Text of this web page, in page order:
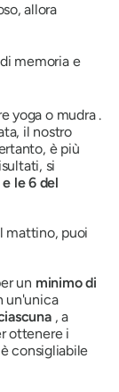
allora
memoria e
yoga o mudra.
il nostro
è più
si
le 6 del
mattino, puoi
un minimo di
un'unica
, a
ottenere i
consigliabile